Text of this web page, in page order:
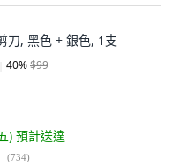
刀, 黑色 + 銀色, 1支
40%$99
) 預計送達
(734)